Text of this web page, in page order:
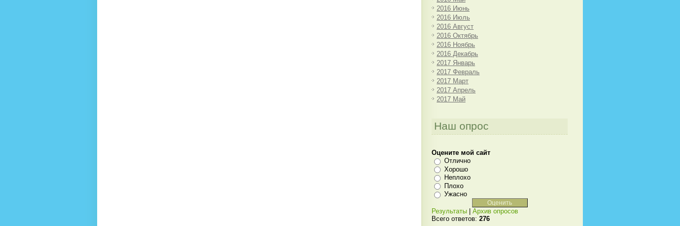
2016 Июнь
2016 Июль
2016 Август
2016 Октябрь
2016 Ноябрь
2016 Декабрь
2017 Январь
2017 Февраль
2017 Март
2017 Апрель
2017 Май
Наш опрос
Оцените мой сайт
Отлично
Хорошо
Неплохо
Плохо
Ужасно
Результаты
Архив опросов
Всего ответов: 276